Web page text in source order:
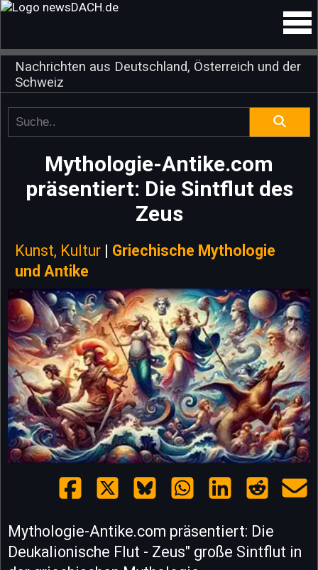
Nachrichten aus Deutschland, Österreich und der
Schweiz
Mythologie-Antike.com
präsentiert: Die Sintflut des
Zeus
Kunst, Kultur | Griechische Mythologie
und Antike
Mythologie-Antike.com präsentiert: Die
Deukalionische Flut - Zeus" große Sintflut in